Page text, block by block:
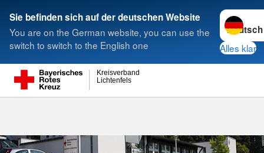
Sie befinden sich auf der deutschen Website
You are on the German website, you can use the
switch to switch to the English one
Sprache
Alles klar
Lichtenfels
Kreisverband
Suche